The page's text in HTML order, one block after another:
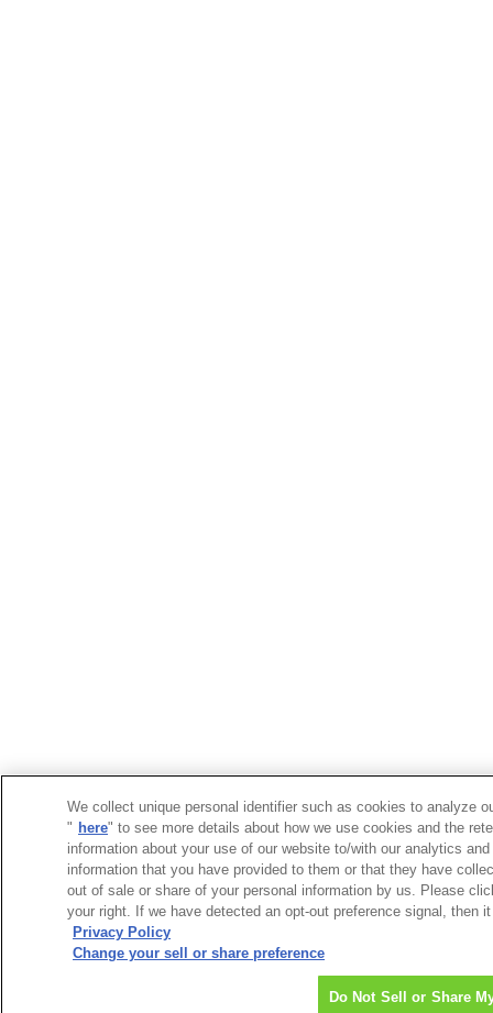
We collect unique personal identifier such as cookies to analyze
" here" to see more details about how we use cookies and the
information about your use of our website to/with our analytics
information that you have provided to them or that they have
out of sale or share of your personal information by us. Please
your right. If we have detected an opt-out preference signal, then
Privacy Policy
Change your sell or share preference
Do Not Sell or Share